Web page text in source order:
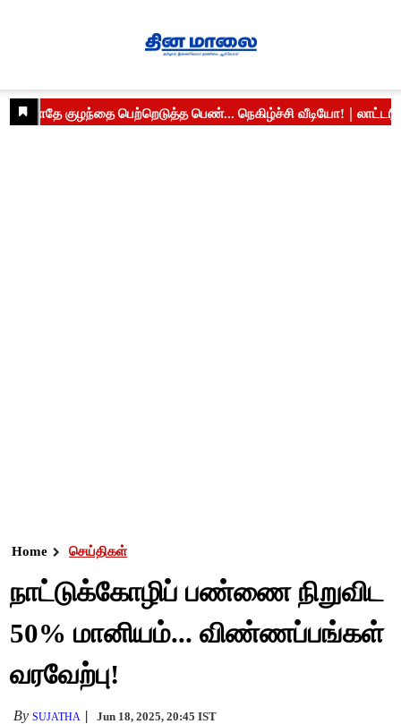
Home செய்திகள்
நாட்டுக்கோழிப் பண்ணை நிறுவிட
50% மானியம்... விண்ணப்பங்கள்
வரவேற்பு!
BySUJATHA Jun 18, 2025, 20:45 IST